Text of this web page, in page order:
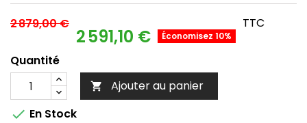
2 879,00 €
2 591,10 € Économisez 10%
TTC
Quantité
 Ajouter au panier
 En Stock